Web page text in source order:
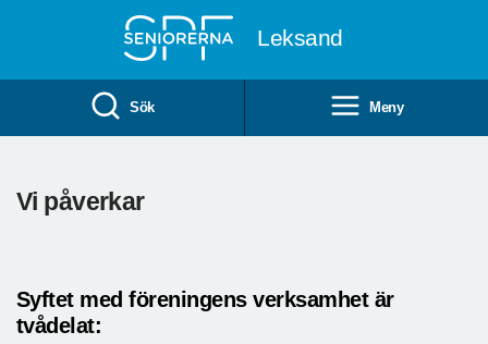
Leksand
Sök Meny
Vi påverkar
Syftet med föreningens verksamhet är
tvådelat: